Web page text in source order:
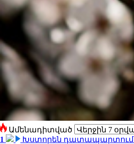
Ամենադիտված
1
Խստորեն դատապարտում եմ